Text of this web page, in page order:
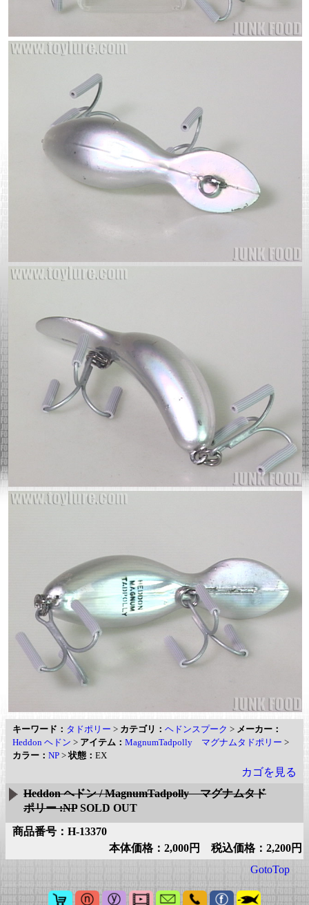
キーワード： タドポリー > カテゴリ： ヘドンスプーク > メーカー：
Heddon ヘドン > アイテム： MagnumTadpolly マグナムタドポリー >
カラー： NP >状態： EX
カゴを見る
Heddon ヘドン / MagnumTadpolly マグナムタド
ポリー :NPSOLD OUT
商品番号：H-13370
本体価格：2,000円 税込価格：2,200円
GotoTop